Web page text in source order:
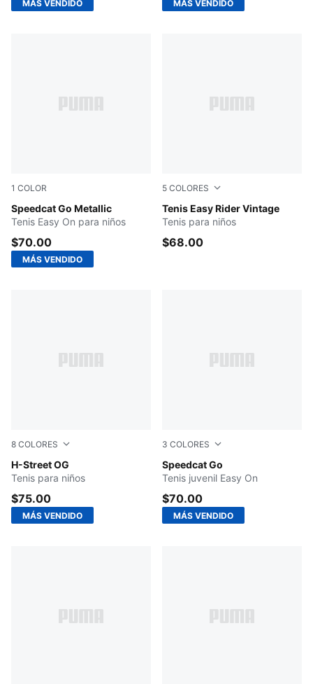
MÁS VENDIDO MÁS VENDIDO
1 COLOR
Speedcat Go Metallic
PUMA Silver-PUMA White-PUMA Black
Tenis Easy On para niños
$70.00
MÁS VENDIDO
5 COLORES
Tenis Easy Rider Vintage
PUMA Red-PUMA White
Tenis para niños
$68.00
8 COLORES
H-Street OG
Fizzy Green-PUMA Silver
Tenis para niños
$75.00
MÁS VENDIDO
3 COLORES
Speedcat Go
For All Time Red-PUMA
Tenis juvenil Easy On
$70.00
MÁS VENDIDO